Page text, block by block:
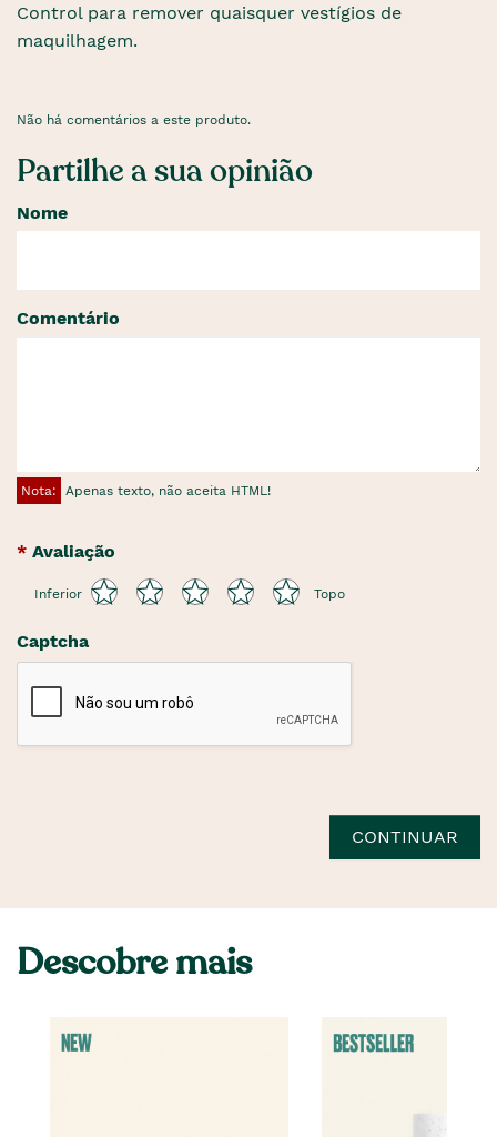
Control para remover quaisquer vestígios de
maquilhagem.
Não há comentários a este produto.
Partilhe a sua opinião
Nome
Comentário
Nota: Apenas texto, não aceita HTML!
Avaliação
Inferior Topo
Captcha
CONTINUAR
Descobre mais